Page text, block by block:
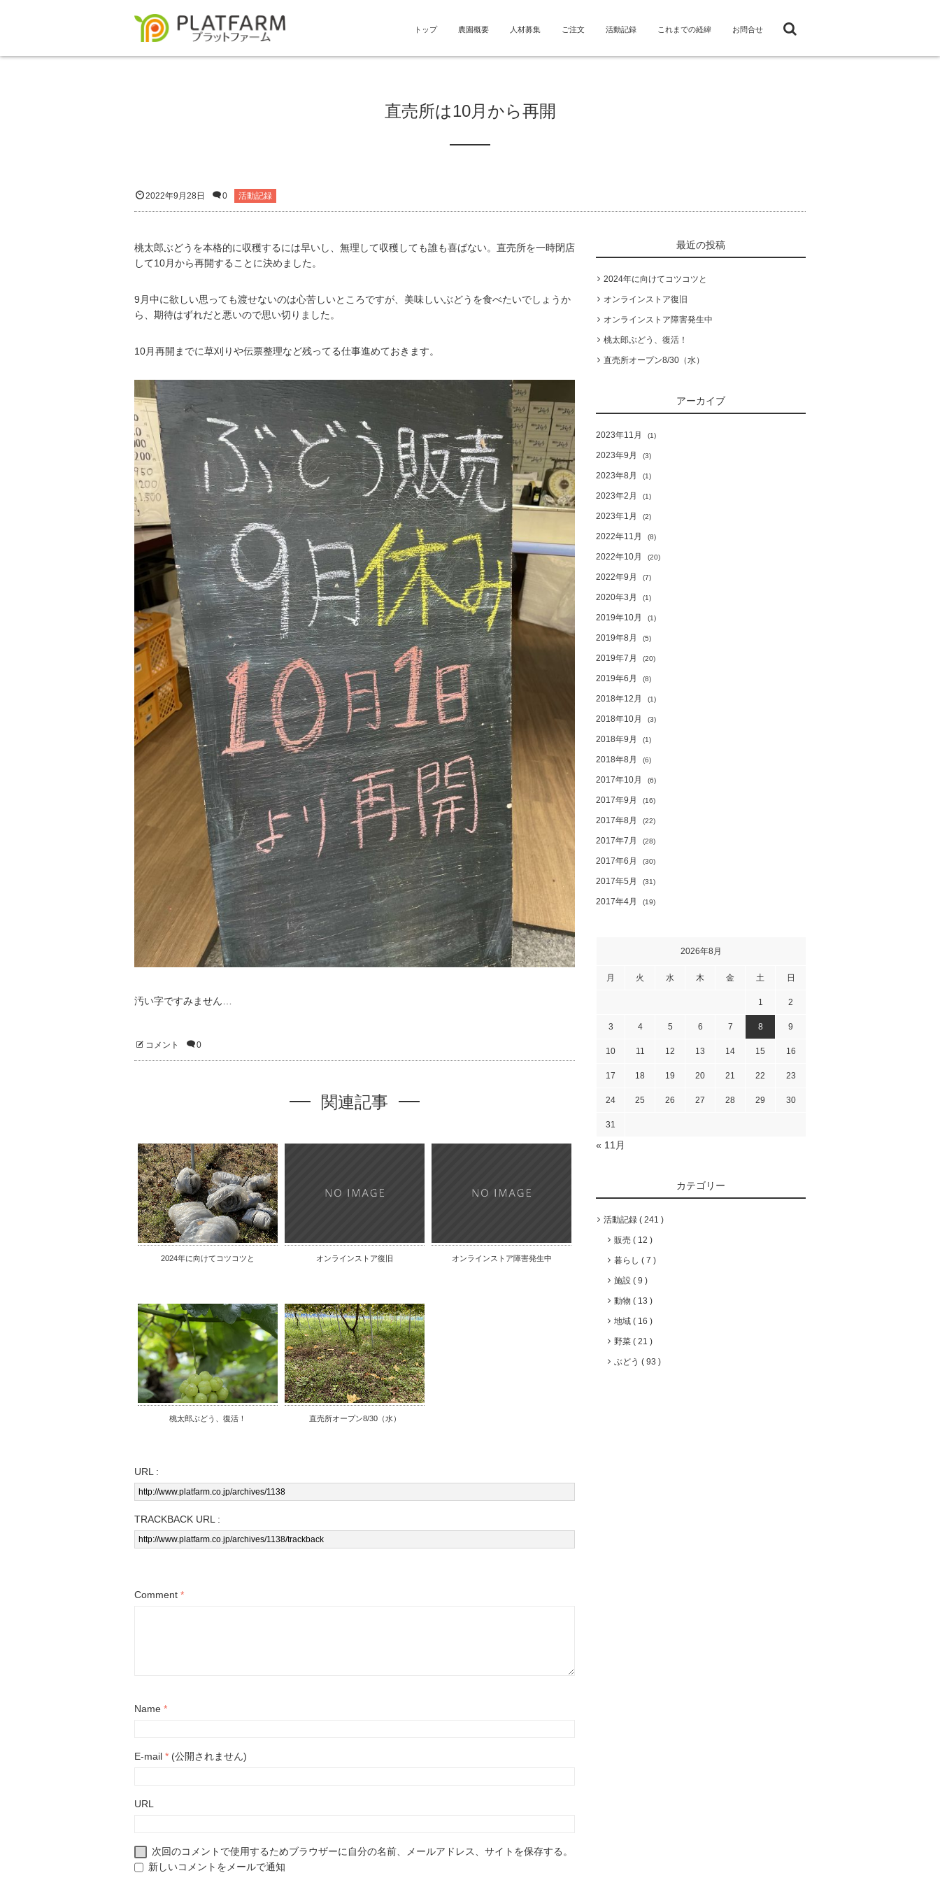
トップ 農園概要 人材募集 ご注文 活動記録 これまでの経緯 お問合せ
直売所は10月から再開
2022年9月28日 0 活動記録
桃太郎ぶどうを本格的に収穫するには早いし、無理して収穫しても誰も喜ばない。直売所を一時閉店
して10月から再開することに決めました。
9月中に欲しい思っても渡せないのは心苦しいところですが、美味しいぶどうを食べたいでしょうか
ら、期待はずれだと悪いので思い切りました。
10月再開までに草刈りや伝票整理など残ってる仕事進めておきます。
汚い字ですみません…
コメント 0
関連記事
2024年に向けてコツコツと オンラインストア復旧 オンラインストア障害発生中
桃太郎ぶどう、復活！ 直売所オープン8/30（水）
URL :
TRACKBACK URL :
Comment *
Name *
E-mail * (公開されません)
URL
次回のコメントで使用するためブラウザーに自分の名前、メールアドレス、サイトを保存する。
新しいコメントをメールで通知
最近の投稿
2024年に向けてコツコツと
オンラインストア復旧
オンラインストア障害発生中
桃太郎ぶどう、復活！
直売所オープン8/30（水）
アーカイブ
2023年11月 (1)
2023年9月 (3)
2023年8月 (1)
2023年2月 (1)
2023年1月 (2)
2022年11月 (8)
2022年10月 (20)
2022年9月 (7)
2020年3月 (1)
2019年10月 (1)
2019年8月 (5)
2019年7月 (20)
2019年6月 (8)
2018年12月 (1)
2018年10月 (3)
2018年9月 (1)
2018年8月 (6)
2017年10月 (6)
2017年9月 (16)
2017年8月 (22)
2017年7月 (28)
2017年6月 (30)
2017年5月 (31)
2017年4月 (19)
2026年8月
月 火 水 木 金 土 日
1 2
3 4 5 6 7 8 9
10 11 12 13 14 15 16
17 18 19 20 21 22 23
24 25 26 27 28 29 30
31
« 11月
カテゴリー
活動記録 241
販売 12
暮らし 7
施設 9
動物 13
地域 16
野菜 21
ぶどう 93